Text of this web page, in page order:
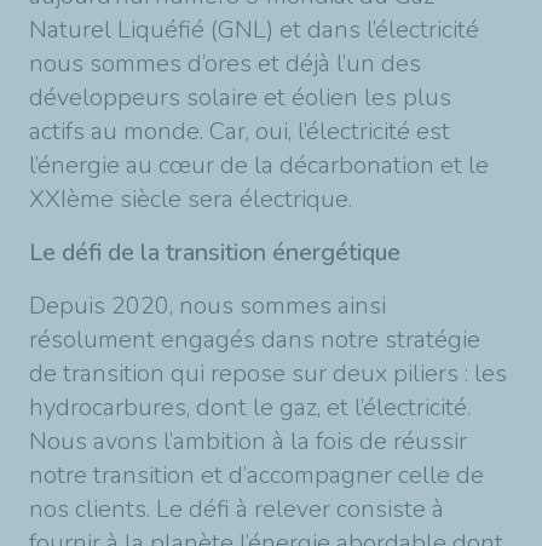
Naturel Liquéfié (GNL) et dans l’électricité
nous sommes d’ores et déjà l’un des
développeurs solaire et éolien les plus
actifs au monde. Car, oui, l’électricité est
l’énergie au cœur de la décarbonation et le
XXIème siècle sera électrique.
Le défi de la transition énergétique
Depuis 2020, nous sommes ainsi
résolument engagés dans notre stratégie
de transition qui repose sur deux piliers : les
hydrocarbures, dont le gaz, et l’électricité.
Nous avons l’ambition à la fois de réussir
notre transition et d’accompagner celle de
nos clients. Le défi à relever consiste à